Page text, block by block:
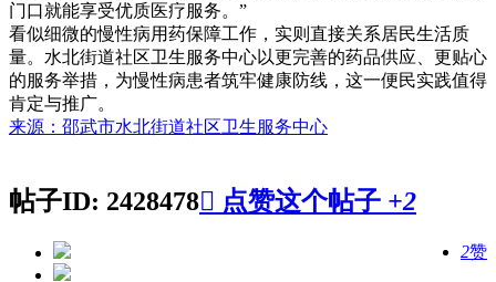
门口就能享受优质医疗服务。”
看似细微的慢性病用药保障工作，实则直接关系居民生活质
量。水北街道社区卫生服务中心以更完善的药品供应、更贴心
的服务举措，为慢性病患者筑牢健康防线，这一便民实践值得
肯定与推广。
来源：邵武市水北街道社区卫生服务中心
帖子ID: 2428478 点赞这个帖子 +2
2赞